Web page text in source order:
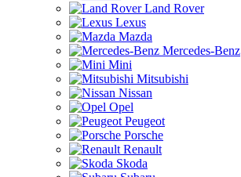
Land Rover
Lexus
Mazda
Mercedes-Benz
Mini
Mitsubishi
Nissan
Opel
Peugeot
Porsche
Renault
Skoda